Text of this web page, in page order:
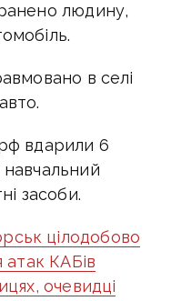
людину,
в селі
вдарили 6
засоби.
цілодобово
атак КАБів
очевидці